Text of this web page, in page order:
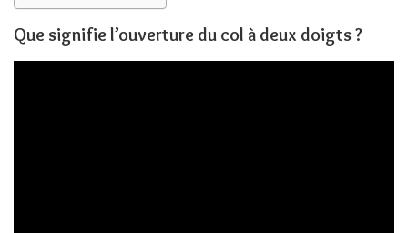
Que signifie l’ouverture du col à deux doigts ?